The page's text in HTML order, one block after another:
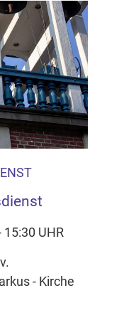
15:30 UHR
- Kirche